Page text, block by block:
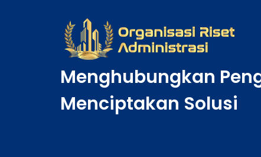
Menghubungkan
Menciptakan Solusi